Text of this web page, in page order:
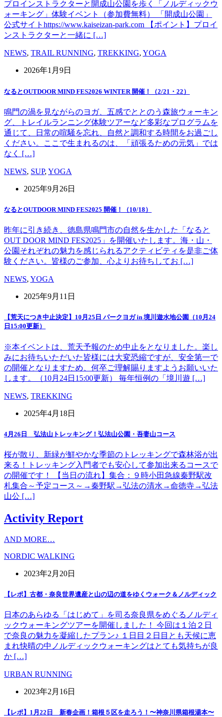
プロインストラクターと開成山公園を歩く「ノルディックウ
ォーキング」体験イベント（参加費無料） 「開成山公園」
公式サイトhttps://www.kaiseizan-park.com 【ポイント】プロイ
ンストラクターと一緒に […]
NEWS, TRAIL RUNNING, TREKKING, YOGA
2026年1月9日
なるとOUTDOOR MIND FES2026 WINTER 開催！（2/21・22）
鳴門の渦を見ながらのヨガ、五感でととのう森旅ウォーキン
グ、トレイルランニング体験ツアーなど多彩なプログラムを
通じて、日常の喧騒を忘れ、自然と調和する時間をお過ごし
ください。ここで生まれるのは、「頑張るための元気」では
なく […]
NEWS, SUP, YOGA
2025年9月26日
なるとOUTDOOR MIND FES2025 開催！（10/18）
昨年に引き続き、徳島県鳴門市の自然を生かした「なると
OUT DOOR MIND FES2025」を開催いたします。海・山・
公園それぞれの魅力を感じられるアクティビティを是非ご体
験ください。皆様のご参加、心よりお待ちしてお […]
NEWS, YOGA
2025年9月11日
【荒天につき中止決定】10月25日 パークヨガ in 境川遊水地公園（10月24
日15:00更新）
※本イベントは、荒天予報のため中止をとなりました。楽し
みにお待ちいただいた皆様には大変恐縮ですが、安全第一で
の開催となりますため、何卒ご理解賜りますようお願いいた
します。（10月24日15:00更新） 毎年恒例の「境川遊 […]
NEWS, TREKKING
2025年4月18日
4月26日 弘法山トレッキング！弘法山公園・吾妻山コース
桜が散り、新緑が鮮やかな季節のトレッキングで森林浴が出
来る！トレッキング入門者でも安心して参加出来るコースで
の開催です！ 【当日の流れ】集合：９時小田急線秦野駅改
札集合～予定コース～→秦野駅→弘法の清水→命徳寺→弘法
山公 […]
Activity Report
AND MORE…
NORDIC WALKING
2023年2月20日
【レポ】古都・奈良世界遺産と山の辺の道をゆくウォーク＆ノルディック
日本のあらゆる「はじめて」を司る奈良県をめぐるノルディ
ックウォーキングツアーを開催しました！ 今回は１泊２日
で奈良の魅力を凝縮したプラン♪ １日目２日目とも天候に恵
まれ快晴の中ノルディックウォーキングはとても気持ちが良
か […]
URBAN RUNNING
2023年2月16日
【レポ】1月22日 新春企画！箱根５区を走ろう！〜神奈川県箱根湯本〜